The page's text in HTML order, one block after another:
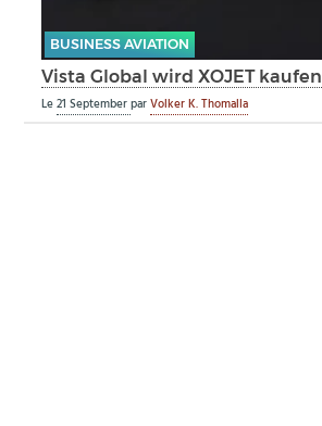
BUSINESS AVIATION
Vista Global wird XOJET kaufen
Le21 SeptemberparVolker K. Thomalla